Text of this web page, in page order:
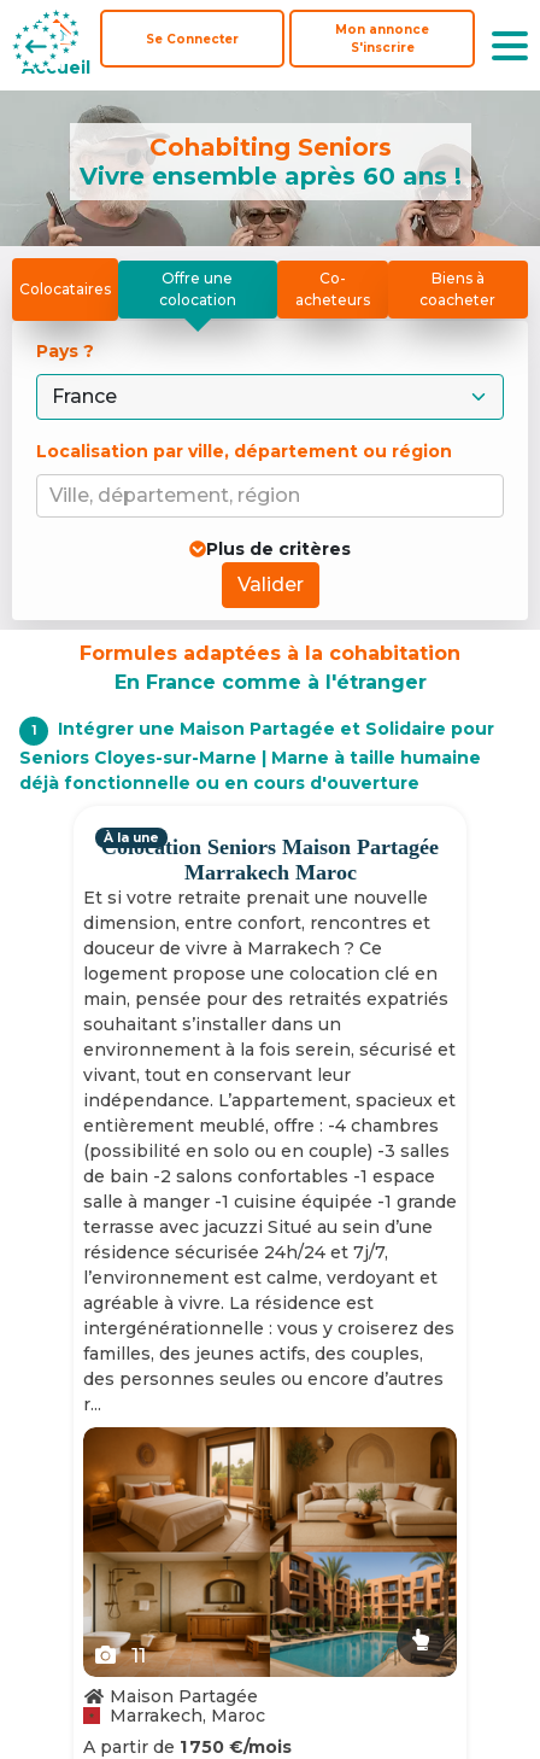
Accueil
Se Connecter
Mon annonce
S'inscrire
Accueil
Se Connecter
Mon annonce
S'inscrire
Cohabiting Seniors
Vivre ensemble après 60 ans !
Colocataires
Offre une
colocation
Co-
acheteurs
Biens à
coacheter
Pays ?
Localisation par ville, département ou région
Ville, département, région
Plus de critères
Valider
Formules adaptées à la cohabitation
En France comme à l'étranger
1
Intégrer une Maison Partagée et Solidaire pour
Seniors Cloyes-sur-Marne | Marne à taille humaine
déjà fonctionnelle ou en cours d'ouverture
Colocation Seniors Maison Partagée
Marrakech Maroc
Et si votre retraite prenait une nouvelle
dimension, entre confort, rencontres et
douceur de vivre à Marrakech ? Ce
logement propose une colocation clé en
main, pensée pour des retraités expatriés
souhaitant s’installer dans un
environnement à la fois serein, sécurisé et
vivant, tout en conservant leur
indépendance. L’appartement, spacieux et
entièrement meublé, offre : -4 chambres
(possibilité en solo ou en couple) -3 salles
de bain -2 salons confortables -1 espace
salle à manger -1 cuisine équipée -1 grande
terrasse avec jacuzzi Situé au sein d’une
résidence sécurisée 24h/24 et 7j/7,
l’environnement est calme, verdoyant et
agréable à vivre. La résidence est
intergénérationnelle : vous y croiserez des
familles, des jeunes actifs, des couples,
des personnes seules ou encore d’autres
r...
À la une
Slide 1 of 11
11
Maison Partagée
Marrakech, Maroc
A partir de 1 750 €/mois